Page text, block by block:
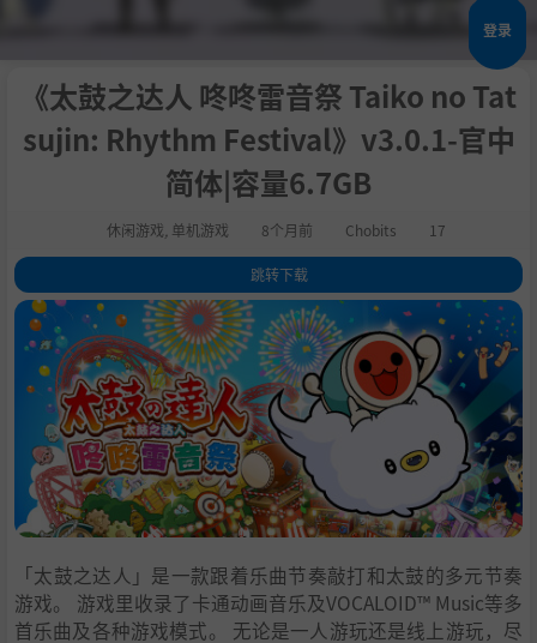
登录
《太鼓之达人 咚咚雷音祭 Taiko no Tat
sujin: Rhythm Festival》v3.0.1-官中
简体|容量6.7GB
休闲游戏 单机游戏 8个月前 Chobits 17
跳转下载
1.关于此游戏
2.■收录模式
.【演奏游戏】
4
【派对游戏】
【线上模式】
6.■追加内容
7.系统需求
8 .支持作者
「太鼓之达人」是一款跟着乐曲节奏敲打和太鼓的多元节奏
游戏。 游戏里收录了卡通动画音乐及VOCALOID™ Music等多
首乐曲及各种游戏模式。 无论是一人游玩还是线上游玩，尽